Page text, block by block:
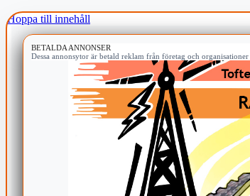
Hoppa till innehåll
BETALDA ANNONSER
Dessa annonsytor är betald reklam från företag och